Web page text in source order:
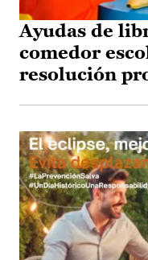
Ayudas de
comedor
resolución